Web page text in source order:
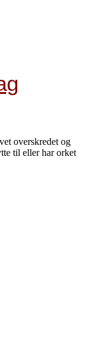
overskredet og
til eller har orket